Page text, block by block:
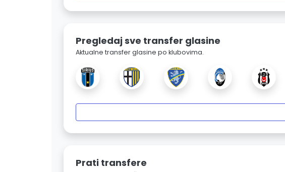
Pregledaj sve transfer glasine
Aktualne transfer glasine po klubovima.
Prati transfere